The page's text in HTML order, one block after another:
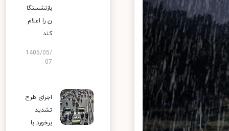
بازنشستگا
ن را اعلام
کند
1405/05/
07
اجرای طرح
تشدید
برخورد با